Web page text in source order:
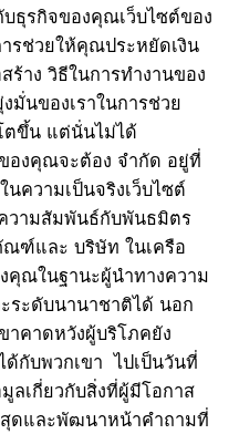
ธุรกิจของคุณเว็บไซต์ของ
รช่วยให้คุณประหยัดเงิน
าง วิธีในการทำงานของ
นของเราในการช่วย
ตขึ้น แต่นั่นไม่ได้
องคุณจะต้อง จำกัด อยู่ที่
ความเป็นจริงเว็บไซต์
วามสัมพันธ์กับพันธมิตร
ฑ์และ บริษัท ในเครือ
คุณในฐานะผู้นำทางความ
ระดับนานาชาติได้ นอก
าคาดหวังผู้บริโภคยัง
ด้กับพวกเขา ไปเป็นวันที่
ลเกี่ยวกับสิ่งที่ผู้มีโอกาส
ดและพัฒนาหน้าคำถามที่